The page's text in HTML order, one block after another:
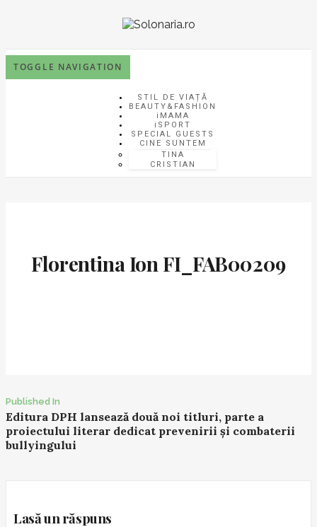
TOGGLE NAVIGATION
STIL DE VIAȚĂ
BEAUTY&FASHION
iMAMA
iSPORT
SPECIAL GUESTS
CINE SUNTEM
TINA
CRISTIAN
Florentina Ion FI_FAB00209
Post
navigation
Published In
Editura DPH lansează două noi titluri, parte a
proiectului literar dedicat prevenirii și combaterii
bullyingului
Lasă un răspuns